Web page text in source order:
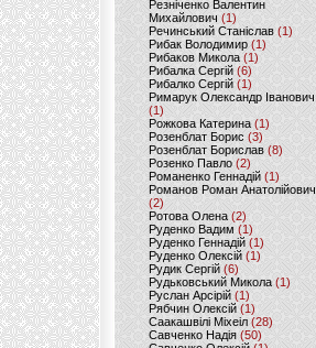
Резніченко Валентин
Михайлович (1)
Речинський Станіслав (1)
Рибак Володимир(1)
Рибаков Микола(1)
Рибалка Сергій (6)
Рибалко Сергій (1)
Римарук Олександр Іванович
(1)
Рожкова Катерина(1)
Розенблат Борис (3)
Розенблат Борислав (8)
Розенко Павло (2)
Романенко Геннадій (1)
Романов Роман Анатолійович
(2)
Ротова Олена(2)
Руденко Вадим (1)
Руденко Геннадій (1)
Руденко Олексій(1)
Рудик Сергій(6)
Рудьковський Микола (1)
Руслан Арсірій(1)
Рябчин Олексій (1)
Саакашвілі Міхеіл(28)
Савченко Надія (50)